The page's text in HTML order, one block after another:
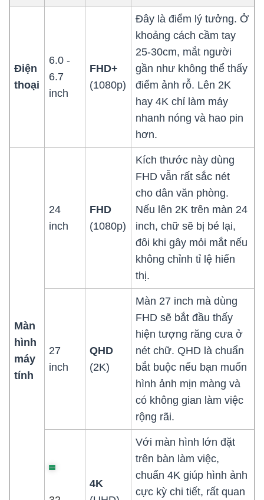
Điện
thoại
6.0 -
6.7
inch
FHD+
(1080p)
Đây là điểm lý tưởng. Ở
khoảng cách cầm tay
25-30cm, mắt người
gần như không thể thấy
điểm ảnh rỗ. Lên 2K
hay 4K chỉ làm máy
nhanh nóng và hao pin
hơn.
Màn
hình
máy
tính
24
inch
FHD
(1080p)
Kích thước này dùng
FHD vẫn rất sắc nét
cho dân văn phòng.
Nếu lên 2K trên màn 24
inch, chữ sẽ bị bé lại,
đôi khi gây mỏi mắt nếu
không chỉnh tỉ lệ hiển
thị.
27
inch
QHD
(2K)
Màn 27 inch mà dùng
FHD sẽ bắt đầu thấy
hiện tượng răng cưa ở
nét chữ. QHD là chuẩn
bắt buộc nếu bạn muốn
hình ảnh mịn màng và
có không gian làm việc
rộng rãi.
4K
Với màn hình lớn đặt
trên bàn làm việc,
chuẩn 4K giúp hình ảnh
cực kỳ chi tiết, rất quan